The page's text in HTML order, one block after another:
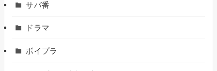
サバ番
ドラマ
ボイプラ